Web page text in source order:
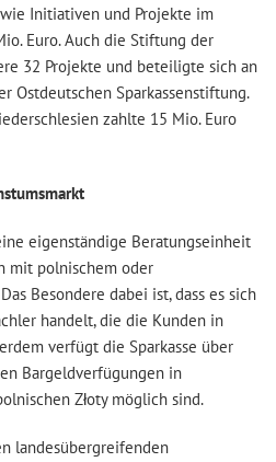
Initiativen und Projekte im
Euro. Auch die Stiftung der
32 Projekte und beteiligte sich an
Ostdeutschen Sparkassenstiftung.
zahlte 15 Mio. Euro
eigenständige Beratungseinheit
mit polnischem oder
Besondere dabei ist, dass es sich
handelt, die die Kunden in
verfügt die Sparkasse über
Bargeldverfügungen in
Złoty möglich sind.
landesübergreifenden